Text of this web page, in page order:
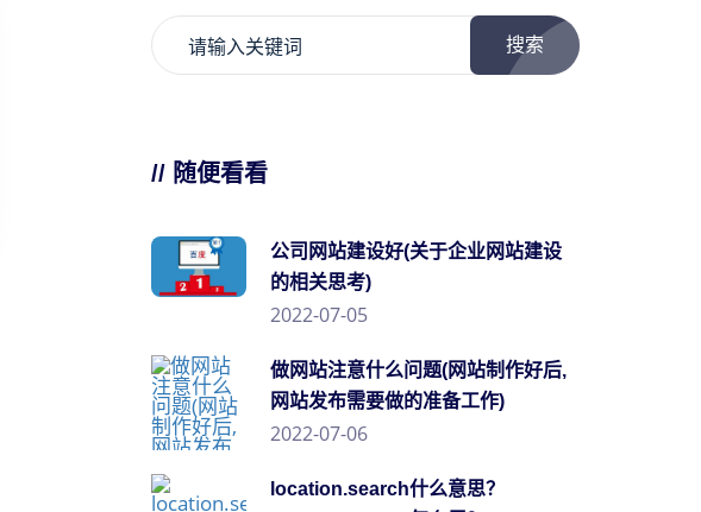
搜索
// 随便看看
公司网站建设好(关于企业网站建设
的相关思考)
2022-07-05
做网站注意什么问题(网站制作好后,
网站发布需要做的准备工作)
2022-07-06
location.search什么意思？